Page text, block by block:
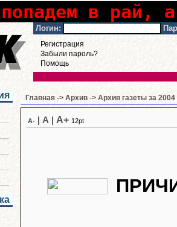
в рай,
Логин:
Регистрация
Забыли пароль?
Помощь
Главная -> Архив -> Архив газеты за 2004
A- A A+ 12pt